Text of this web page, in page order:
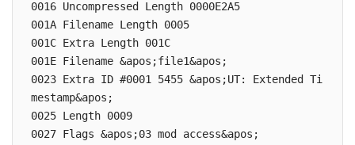
0016 Uncompressed Length 0000E2A5
001A Filename Length 0005
001C Extra Length 001C
001E Filename &apos;file1&apos;
0023 Extra ID #0001 5455 &apos;UT: Extended Ti
mestamp&apos;
0025 Length 0009
0027 Flags &apos;03 mod access&apos;